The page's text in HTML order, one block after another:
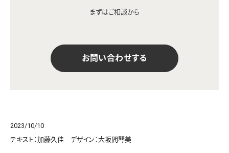
まずはご相談から
お問い合わせする
2023/10/10
テキスト：加藤久佳 デザイン：大坂間琴美